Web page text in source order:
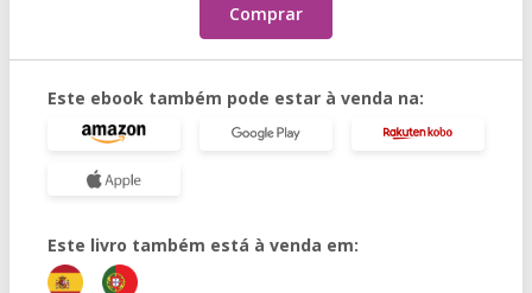
Comprar
Este ebook também pode estar à venda na:
Este livro também está à venda em: